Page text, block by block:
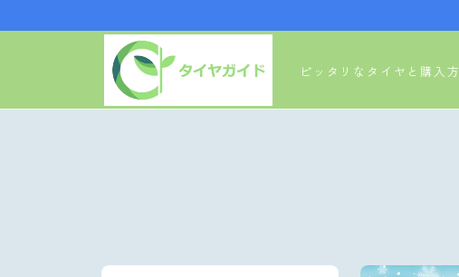
ピッタリなタイヤと購入